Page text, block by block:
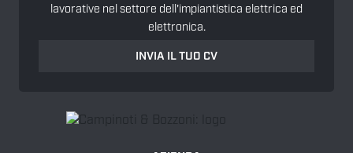
lavorative nel settore dell'impiantistica elettrica ed
elettronica.
INVIA IL TUO CV